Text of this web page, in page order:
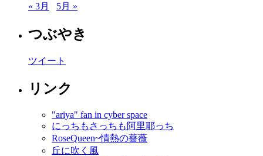
« 3月
5月 »
つぶやき
ツイート
リンク
"ariya" fan in cyber space
にっちもさっちも阿里耶っち
RoseQueen~情熱の薔薇
丘に吹く風